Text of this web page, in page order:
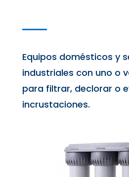
Equipos domésticos y
industriales con uno o
para filtrar, declorar o
incrustaciones.